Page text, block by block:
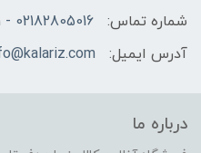
شماره تماس:
02182805016 - 09128200221
آدرس ایمیل:
درباره ما